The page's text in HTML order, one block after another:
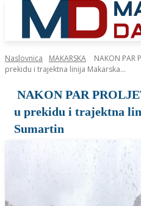
Naslovnica MAKARSKA
NAKON PAR
prekidu i trajektna linija Makarska...
NAKON PAR
u prekidu i trajektna
Sumartin